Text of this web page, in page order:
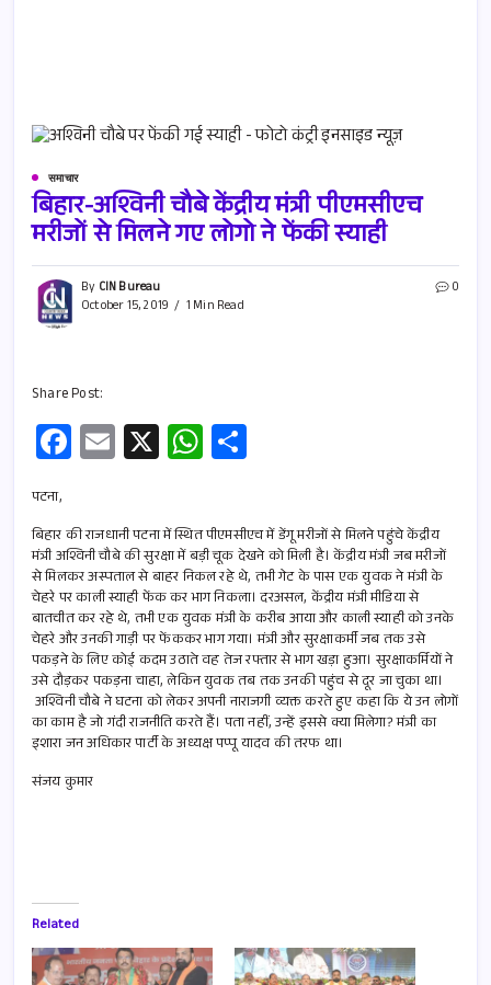
समाचार
बिहार-अश्विनी चौबे केंद्रीय मंत्री पीएमसीएच
मरीजों से मिलने गए लोगो ने फेंकी स्याही
By CIN Bureau
October 15, 2019
1 Min Read
0
Share Post:
Fa
ce
b
o
o
k
E
m
ail
X W
h
at
s
A
p
p
ar
e
पटना,
बिहार की राजधानी पटना में स्थित पीएमसीएच में डेंगू मरीजों से मिलने पहुंचे केंद्रीय
मंत्री अश्विनी चौबे की सुरक्षा में बड़ी चूक देखने को मिली है। केंद्रीय मंत्री जब मरीजों
से मिलकर अस्पताल से बाहर निकल रहे थे, तभी गेट के पास एक युवक ने मंत्री के
चेहरे पर काली स्याही फेंक कर भाग निकला। दरअसल, केंद्रीय मंत्री मीडिया से
बातचीत कर रहे थे, तभी एक युवक मंत्री के करीब आया और काली स्याही को उनके
चेहरे और उनकी गाड़ी पर फेंककर भाग गया। मंत्री और सुरक्षाकर्मी जब तक उसे
पकड़ने के लिए कोई कदम उठाते वह तेज रफ्तार से भाग खड़ा हुआ। सुरक्षाकर्मियों ने
उसे दौड़कर पकड़ना चाहा, लेकिन युवक तब तक उनकी पहुंच से दूर जा चुका था।
अश्विनी चौबे ने घटना को लेकर अपनी नाराजगी व्यक्त करते हुए कहा कि ये उन लोगों
का काम है जो गंदी राजनीति करते हैं। पता नहीं, उन्हें इससे क्या मिलेगा? मंत्री का
इशारा जन अधिकार पार्टी के अध्यक्ष पप्पू यादव की तरफ था।
संजय कुमार
Related